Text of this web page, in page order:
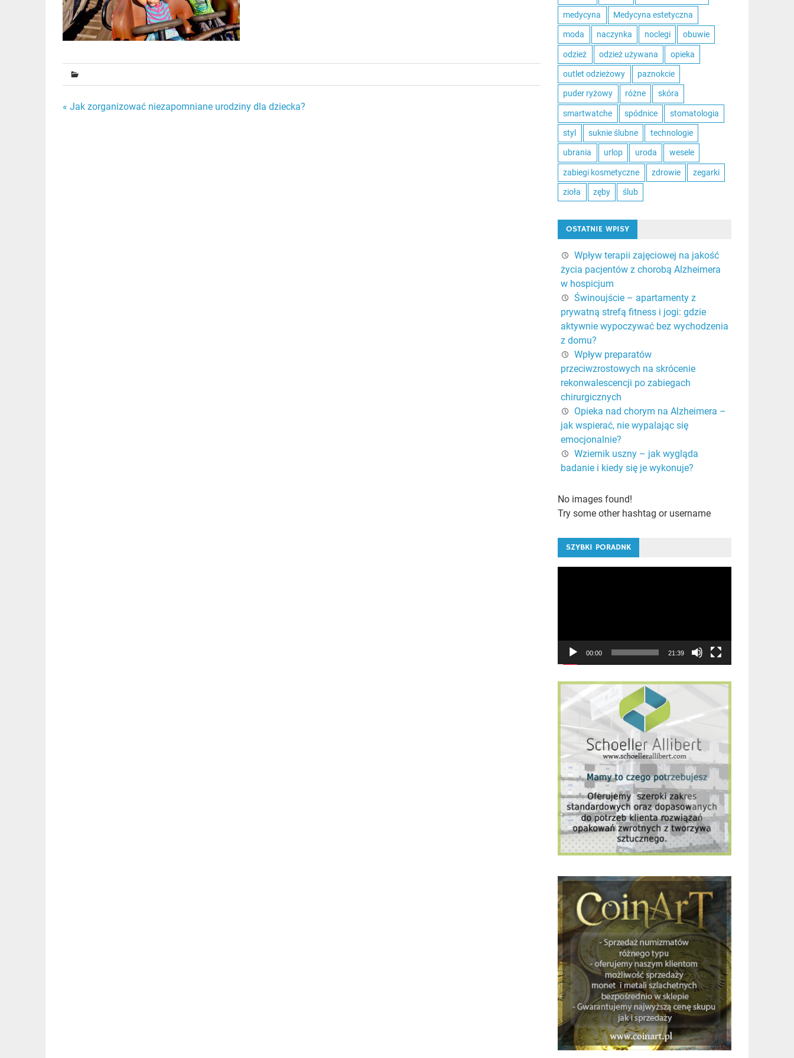
Nawigacja
« Jak zorganizować niezapomniane urodziny dla dziecka?
medycyna Medycyna estetyczna
moda naczynka noclegi obuwie
odzież odzież używana opieka
outlet odzieżowy paznokcie
puder ryżowy różne skóra
smartwatche spódnice stomatologia
styl suknie ślubne technologie
ubrania urlop uroda wesele
zabiegi kosmetyczne zdrowie zegarki
zioła zęby ślub
OSTATNIE WPISY
Wpływ terapii zajęciowej na jakość
życia pacjentów z chorobą Alzheimera
w hospicjum
Świnoujście – apartamenty z
prywatną strefą fitness i jogi: gdzie
aktywnie wypoczywać bez wychodzenia
z domu?
Wpływ preparatów
przeciwzrostowych na skrócenie
rekonwalescencji po zabiegach
chirurgicznych
Opieka nad chorym na Alzheimera –
jak wspierać, nie wypalając się
emocjonalnie?
Wziernik uszny – jak wygląda
badanie i kiedy się je wykonuje?
No images found!
Try some other hashtag or username
SZYBKI PORADNK
00:00 21:39